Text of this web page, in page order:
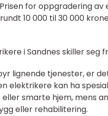
for oppgradering
10 000 til 30 000
i Sandnes skiller seg
lignende tjenester, er
elektrikere kan ha
smarte hjem, mens
eller rehabilitering.